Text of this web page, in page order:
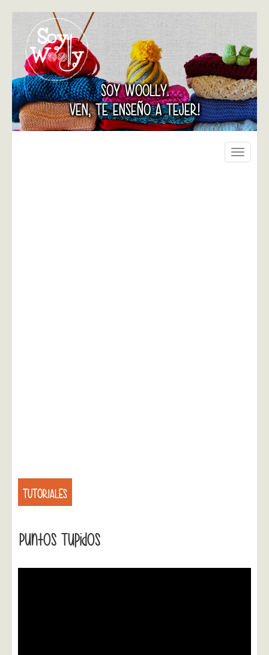
SOY WOOLLY.
VEN, TE ENSEÑO A TEJER!
Toggle
TUTORIALES
Puntos Tupidos